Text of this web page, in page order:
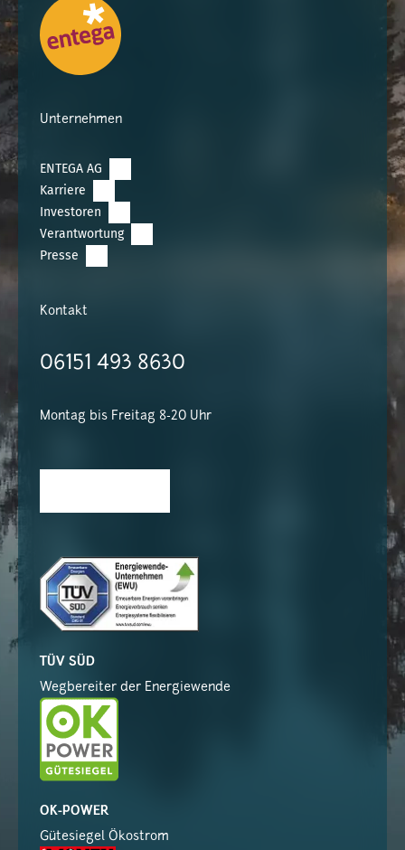
Unternehmen
ENTEGA AG
Karriere
Investoren
Verantwortung
Presse
Kontakt
06151 493 8630
Montag bis Freitag 8-20 Uhr
TÜV SÜD
Wegbereiter der Energiewende
OK-POWER
Gütesiegel Ökostrom